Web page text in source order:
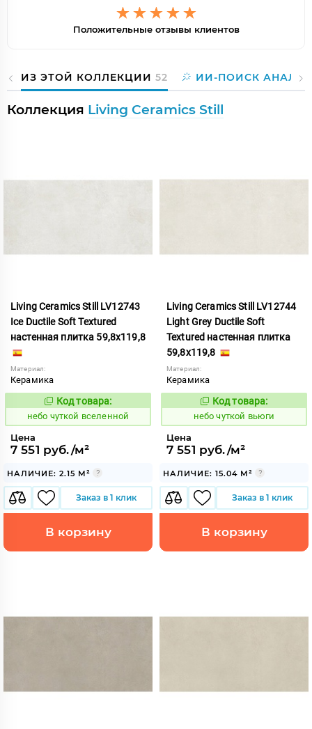
Положительные отзывы клиентов
ИЗ ЭТОЙ КОЛЛЕКЦИИ 52 ИИ-ПОИСК
Коллекция Living Ceramics Still
Living Ceramics Still LV12743
Ice Ductile Soft Textured
настенная плитка 59,8x119,8
Материал:
Керамика
1124013
Код товара:
небо чуткой вселенной
Цена
7 551 руб./м²
НАЛИЧИЕ: 2.15 М²
Заказ в 1 клик
В корзину
Living Ceramics Still LV12744
Light Grey Ductile Soft
Textured настенная плитка
59,8x119,8
Материал:
Керамика
1124014
Код товара:
небо чуткой вьюги
Цена
7 551 руб./м²
НАЛИЧИЕ: 15.04 М²
Заказ в 1 клик
В корзину